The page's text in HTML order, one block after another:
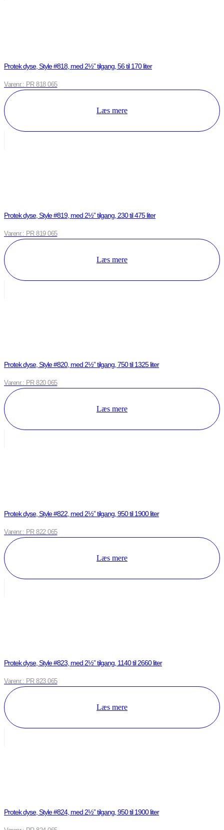
Protek dyse, Style #818, med 2½” tilgang, 56 til 170 liter
Varenr.: PR 818 065
Læs mere
Protek dyse, Style #819, med 2½” tilgang, 230 til 475 liter
Varenr.: PR 819 065
Læs mere
Protek dyse, Style #820, med 2½” tilgang, 750 til 1325 liter
Varenr.: PR 820 065
Læs mere
Protek dyse, Style #822, med 2½” tilgang, 950 til 1900 liter
Varenr.: PR 822 065
Læs mere
Protek dyse, Style #823, med 2½” tilgang, 1140 til 2660 liter
Varenr.: PR 823 065
Læs mere
Protek dyse, Style #824, med 2½” tilgang, 950 til 1900 liter